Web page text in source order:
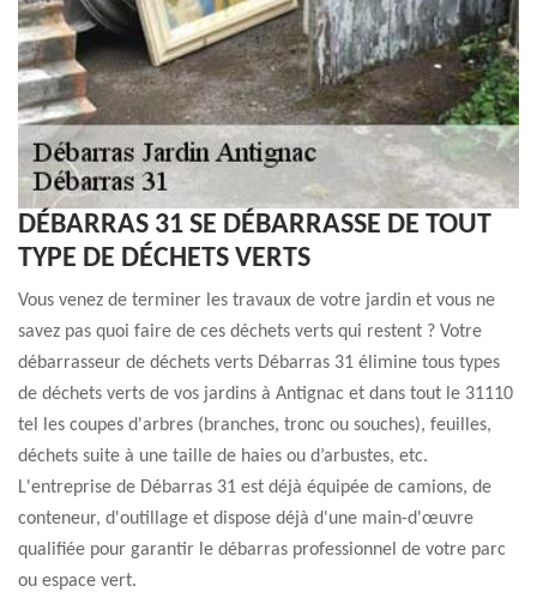
DÉBARRAS 31 SE DÉBARRASSE DE TOUT
TYPE DE DÉCHETS VERTS
Vous venez de terminer les travaux de votre jardin et vous ne
savez pas quoi faire de ces déchets verts qui restent ? Votre
débarrasseur de déchets verts Débarras 31 élimine tous types
de déchets verts de vos jardins à Antignac et dans tout le 31110
tel les coupes d'arbres (branches, tronc ou souches), feuilles,
déchets suite à une taille de haies ou d’arbustes, etc.
L'entreprise de Débarras 31 est déjà équipée de camions, de
conteneur, d'outillage et dispose déjà d'une main-d'œuvre
qualifiée pour garantir le débarras professionnel de votre parc
ou espace vert.